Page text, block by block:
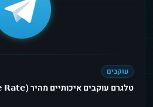
עוקבים
טלגרם עוקבים איכותיים מהיר (𝗛𝗶𝗴𝗵 𝗢𝗻𝗹𝗶𝗻𝗲 𝗥𝗮𝘁𝗲)